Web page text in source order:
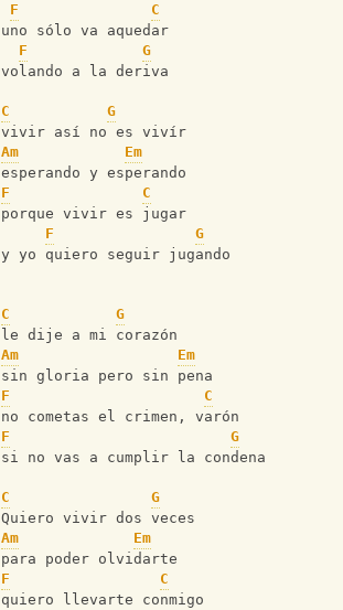
F
C
uno sólo va aquedar
F
G
volando a la deriva
C
G
vivir así no es vivír
Am
Em
esperando y esperando
F
C
porque vivir es jugar
F
G
y yo quiero seguir jugando
C
G
le dije a mi corazón
Am
Em
sin gloria pero sin pena
F
C
no cometas el crimen, varón
F
G
si no vas a cumplir la condena
C
G
Quiero vivir dos veces
Am
Em
para poder olvidarte
F
C
quiero llevarte conmigo